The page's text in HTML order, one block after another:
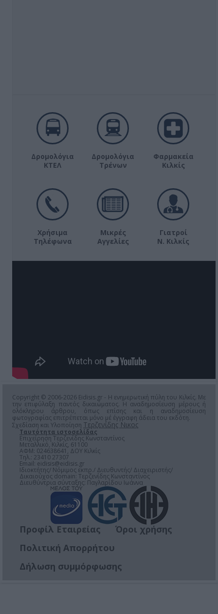
Δρομολόγια
ΚΤΕΛ
Δρομολόγια
Τρένων
Φαρμακεία
Κιλκίς
Χρήσιμα
Τηλέφωνα
Μικρές
Αγγελίες
Γιατροί
Ν. Κιλκίς
Copyright © 2006-2026 Eidisis.gr - Η ενημερωτική πύλη του Κιλκίς. Με
την επιφύλαξη παντός δικαιώματος. Η αναδημοσίευση μέρους ή
ολόκληρου άρθρου, όπως επίσης και η αναδημοσίευση
φωτογραφίας επιτρέπεται μόνο μέ έγγραφη άδεια του εκδότη.
Σχεδίαση και Υλοποίηση Τερζενίδης Νικος
Ταυτότητα ιστοσελίδας
Επιχείρηση Τερζενίδης Κωνσταντίνος
Μεταλλικό, Κιλκίς, 61100
ΑΦΜ: 024638641, ΔΟΥ Κιλκίς
Τηλ.: 23410 27307
Email: eidisis@eidisis.gr
Ιδιοκτήτης/ Νόμιμος εκπρ./ Διευθυντής/ Διαχειριστής/
Δικαιούχος domain: Τερζενίδης Κωνσταντίνος
Διευθύντρια σύνταξης: Παγλαρίδου Ιωάννα
Προφίλ Εταιρείας
Όροι χρήσης
Πολιτική Απορρήτου
Δήλωση συμμόρφωσης